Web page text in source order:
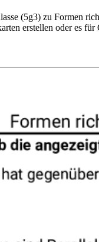
(5g3) zu Formen
erstellen oder es